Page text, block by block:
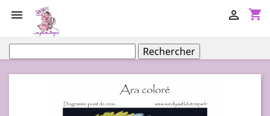
 shopping_cart

Rechercher